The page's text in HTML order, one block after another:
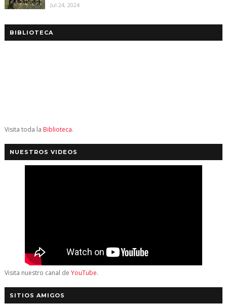
Jul 24, 2024
BIBLIOTECA
Visita toda la Biblioteca.
NUESTROS VIDEOS
Visita nuestro canal de YouTube.
SITIOS AMIGOS